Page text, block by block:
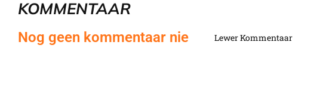
KOMMENTAAR
Nog geen kommentaar nie Lewer Kommentaar